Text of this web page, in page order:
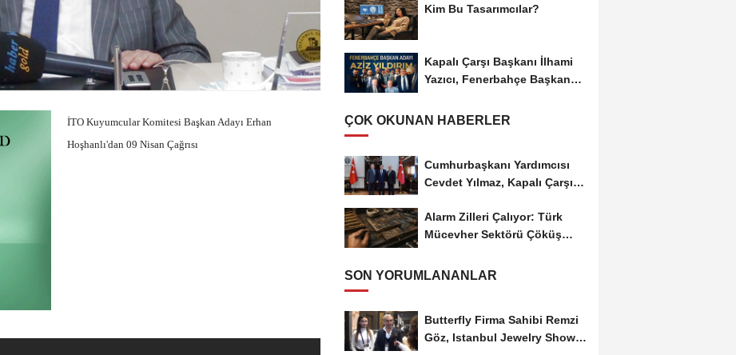
İTO Kuyumcular Komitesi Başkan Adayı Erhan
Hoşhanlı'dan 09 Nisan Çağrısı
Kim Bu Tasarımcılar?
Kapalı Çarşı Başkanı İlhami
Yazıcı, Fenerbahçe Başkan
ÇOK OKUNAN HABERLER
Cumhurbaşkanı Yardımcısı
Cevdet Yılmaz, Kapalı Çarşı
Alarm Zilleri Çalıyor: Türk
Mücevher Sektörü Çöküş
SON YORUMLANANLAR
Butterfly Firma Sahibi Remzi
Göz, Istanbul Jewelry Show